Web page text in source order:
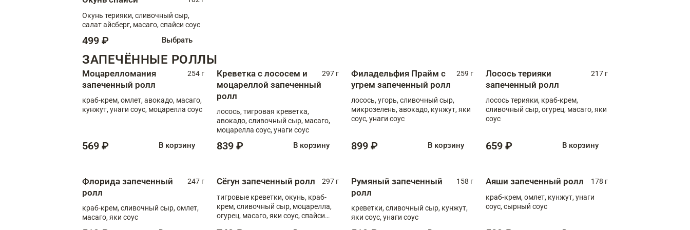
Окунь терияки, сливочный сыр,
салат айсберг, масаго, спайси соус
499 ₽ Выбрать
ЗАПЕЧЁННЫЕ РОЛЛЫ
Моцарелломания
запеченный ролл
254 г
краб-крем, омлет, авокадо, масаго,
кунжут, унаги соус, моцарелла соус
569 ₽ В корзину
Креветка с лососем и
моцареллой запеченный
ролл
297 г
лосось, тигровая креветка,
авокадо, сливочный сыр, масаго,
моцарелла соус, унаги соус
839 ₽ В корзину
Филадельфия Прайм с
угрем запеченный ролл
259 г
лосось, угорь, сливочный сыр,
микрозелень, авокадо, кунжут, яки
соус, унаги соус
899 ₽ В корзину
Лосось терияки
запеченный ролл
217 г
лосось терияки, краб-крем,
сливочный сыр, огурец, масаго, яки
соус
659 ₽ В корзину
Флорида запеченный
ролл
247 г
краб-крем, сливочный сыр, омлет,
масаго, яки соус
Сёгун запеченный ролл
297 г
тигровые креветки, окунь, краб-
крем, сливочный сыр, моцарелла,
огурец, масаго, яки соус, спайси
Румяный запеченный
ролл
158 г
креветки, сливочный сыр, кунжут,
яки соус, унаги соус
Аяши запеченный ролл
178 г
краб-крем, омлет, кунжут, унаги
соус, сырный соус